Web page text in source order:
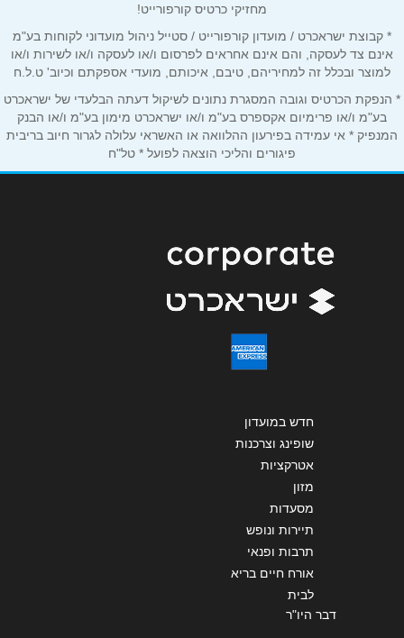
נושא*
אנא חזרו אלי בקשר ל...
הודעה*
שליחה
מחזיקי כרטיס קורפורייט!
* קבוצת ישראכרט / מועדון קורפורייט / סטייל ניהול מועדוני לקוחות בע"מ
אינם צד לעסקה, והם אינם אחראים לפרסום ו/או לעסקה ו/או לשירות ו/או
למוצר ובכלל זה למחיריהם, טיבם, איכותם, מועדי אספקתם וכיוב' ט.ל.ח
* הנפקת הכרטיס וגובה המסגרת נתונים לשיקול דעתה הבלעדי של ישראכרט
בע"מ ו/או פרימיום אקספרס בע"מ ו/או ישראכרט מימון בע"מ ו/או הבנק
המנפיק * אי עמידה בפירעון ההלוואה או האשראי עלולה לגרור חיוב בריבית
פיגורים והליכי הוצאה לפועל * טל"ח
חדש במועדון
שופינג וצרכנות
אטרקציות
מזון
מסעדות
תיירות ונופש
תרבות ופנאי
אורח חיים בריא
לבית
דבר היו"ר